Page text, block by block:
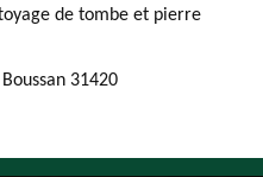
de tombe et pierre
31420